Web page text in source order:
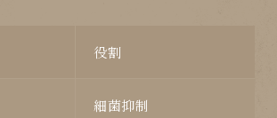
役割
細菌抑制